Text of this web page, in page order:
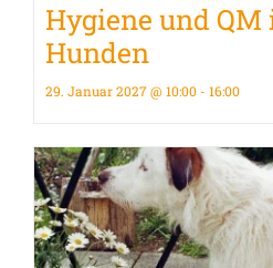
Hygiene und
Hunden
29. Januar 2027 @ 10:00 - 16:00